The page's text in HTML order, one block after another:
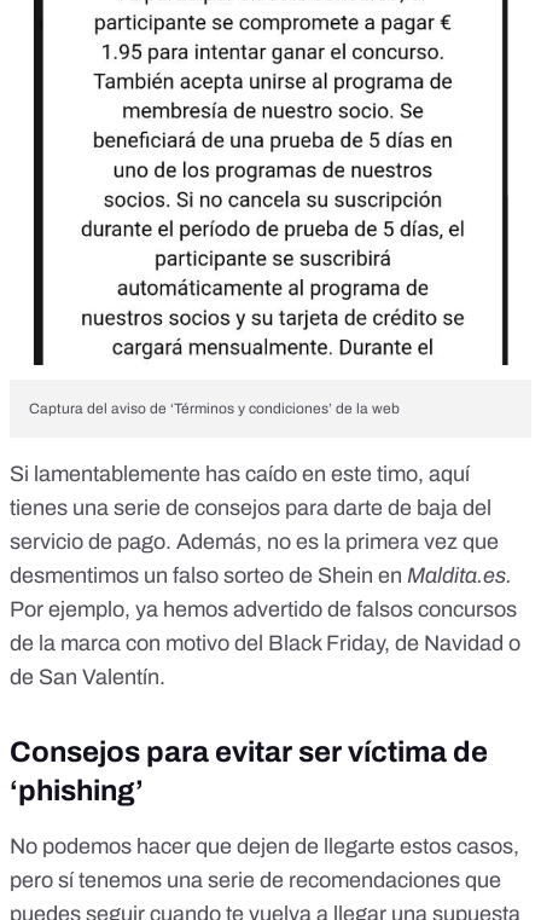
Captura del aviso de ‘Términos y condiciones’ de la web
Si lamentablemente has caído en este timo, aquí
tienes una serie de consejos para darte de baja del
servicio de pago. Además, no es la primera vez que
desmentimos un falso sorteo de Shein en Maldita.es.
Por ejemplo, ya hemos advertido de falsos concursos
de la marca con motivo del Black Friday, de Navidad o
de San Valentín.
Consejos para evitar ser víctima de
‘phishing’
No podemos hacer que dejen de llegarte estos casos,
pero sí tenemos una serie de recomendaciones que
puedes seguir cuando te vuelva a llegar una supuesta